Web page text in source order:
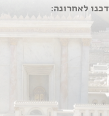
לאחרונה: